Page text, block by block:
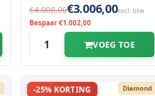
€4.008,00€3.006,00excl. btw
Bespaar €1.002,00
VOEG TOE
-25% KORTING Diamond